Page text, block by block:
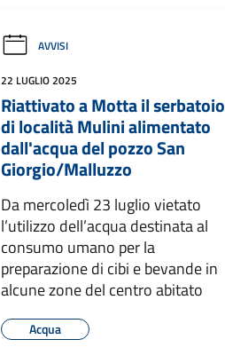
AVVISI
22 LUGLIO 2025
Riattivato a Motta il serbatoio
di località Mulini alimentato
dall'acqua del pozzo San
Giorgio/Malluzzo
Da mercoledì 23 luglio vietato
l’utilizzo dell’acqua destinata al
consumo umano per la
preparazione di cibi e bevande in
alcune zone del centro abitato
Acqua